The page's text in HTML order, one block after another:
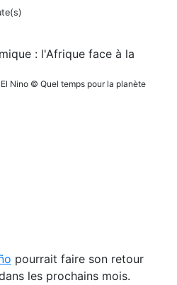
Nino © Quel temps pour la planète
pourrait faire son retour
les prochains mois.